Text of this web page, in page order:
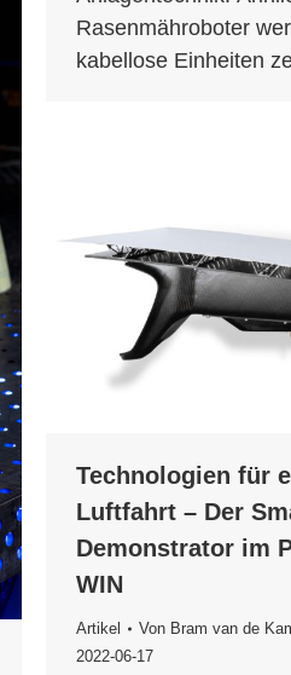
Rasenmähroboter
kabellose Einheiten
Technologien für
Luftfahrt – Der
Demonstrator im
WIN
Artikel Von Bram van de
2022-06-17